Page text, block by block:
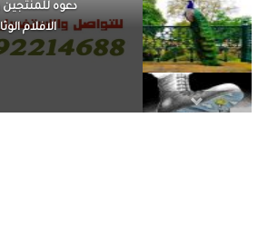
الرجل العظيم
بينما الرجل